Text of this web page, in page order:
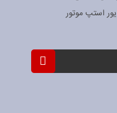
استپ موتور